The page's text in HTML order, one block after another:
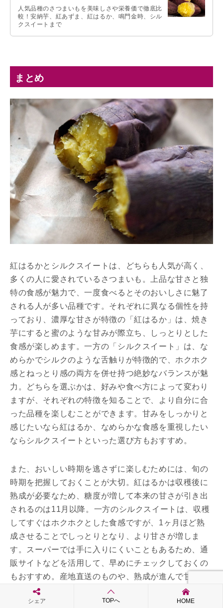
人気品種のさつまいもを美味しさや栄養価で徹底比
較！安納芋、紅あずま、紅はるか、鳴門金時、シル
クスイートまで
まとめ
紅はるかとシルクスイートは、どちらも人気が高く、
多くの人に愛されているさつまいも。上品な甘さと独
特の食感が魅力で、一度食べるとそのおいしさに魅了
される人が多い品種です。それぞれに異なる個性を持
っており、濃厚な甘さが特徴の「紅はるか」は、焼き
芋にすると蜜のような甘みが際立ち、しっとりとした
食感が楽しめます。一方の「シルクスイート」は、な
めらかでシルクのような舌触りが特徴的で、ホクホク
感とねっとり感の両方を併せ持つ絶妙なバランスが魅
力。どちらを選ぶかは、好みや食べ方によって変わり
ますが、それぞれの特徴を知ることで、より自分に合
った品種を楽しむことができます。甘みをしっかりと
感じたいなら紅はるか、なめらかな食感を重視したい
ならシルクスイートといった選び方もおすすめ。
また、おいしい時期を逃さずに楽しむためには、旬の
時期を把握しておくことが大切。紅はるかは収穫後に
熟成が必要なため、糖度が増して本来の甘さが引き出
されるのは11月以降。一方のシルクスイートは、収穫
してすぐはホクホクとした食感ですが、1ヶ月ほど熟
成させることでしっとりとなり、より甘さが増しま
す。スーパーでは手に入りにくいこともあるため、通
販サイトなどを活用して、早めにチェックしておくの
もおすすめ。産地直送のものや、熟成が進んで甘みが
増した状態のものを選べば、よりおいしいさつまいも
を楽しめます。お気に入りの品種を見つけて、それぞ
シェア TOPへ HOME